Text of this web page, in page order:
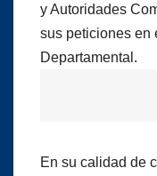
y Autoridades
sus peticiones en
Departamental.
En su calidad de